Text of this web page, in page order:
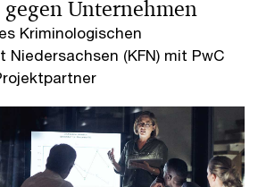
Kriminologischen
Niedersachsen (KFN) mit PwC
Unternehmen